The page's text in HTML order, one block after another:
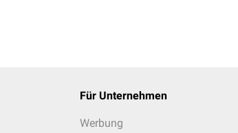
Für Unternehmen
Werbung